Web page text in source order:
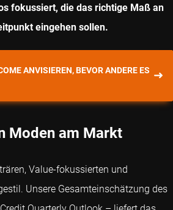
fokussiert, die das richtige Maß an
eingehen sollen.
ANVISIEREN, BEVOR ANDERE ES
Moden am Markt
Value-fokussierten und
Unsere Gesamteinschätzung des